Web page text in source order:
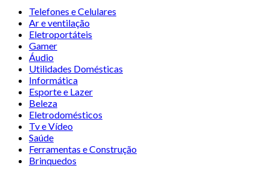
Telefones e Celulares
Ar e ventilação
Eletroportáteis
Gamer
Áudio
Utilidades Domésticas
Informática
Esporte e Lazer
Beleza
Eletrodomésticos
Tv e Vídeo
Saúde
Ferramentas e Construção
Brinquedos